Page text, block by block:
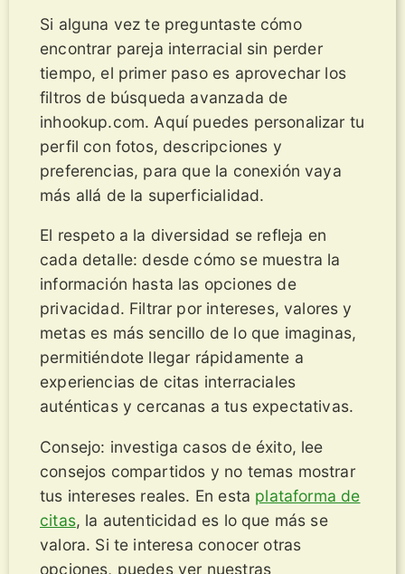
Si alguna vez te preguntaste cómo
encontrar pareja interracial sin perder
tiempo, el primer paso es aprovechar los
filtros de búsqueda avanzada de
inhookup.com. Aquí puedes personalizar tu
perfil con fotos, descripciones y
preferencias, para que la conexión vaya
más allá de la superficialidad.
El respeto a la diversidad se refleja en
cada detalle: desde cómo se muestra la
información hasta las opciones de
privacidad. Filtrar por intereses, valores y
metas es más sencillo de lo que imaginas,
permitiéndote llegar rápidamente a
experiencias de citas interraciales
auténticas y cercanas a tus expectativas.
Consejo: investiga casos de éxito, lee
consejos compartidos y no temas mostrar
tus intereses reales. En esta plataforma de
citas, la autenticidad es lo que más se
valora. Si te interesa conocer otras
opciones, puedes ver nuestras